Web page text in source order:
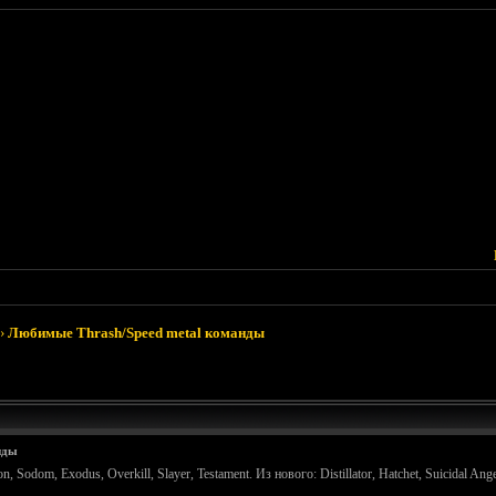
›Любимые Thrash/Speed metal команды
Sodom, Exodus, Overkill, Slayer, Testament. Из нового: Distillator, Hatchet, Suicidal